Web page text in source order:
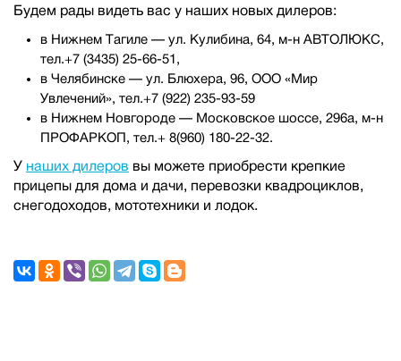
Будем рады видеть вас у наших новых дилеров:
в Нижнем Тагиле — ул. Кулибина, 64, м-н АВТОЛЮКС,
тел.+7 (3435) 25-66-51,
в Челябинске — ул. Блюхера, 96, ООО «Мир
Увлечений», тел.+7 (922) 235-93-59
в Нижнем Новгороде — Московское шоссе, 296а, м-н
ПРОФАРКОП, тел.+ 8(960) 180-22-32.
У наших дилеров вы можете приобрести крепкие
прицепы для дома и дачи, перевозки квадроциклов,
снегодоходов, мототехники и лодок.